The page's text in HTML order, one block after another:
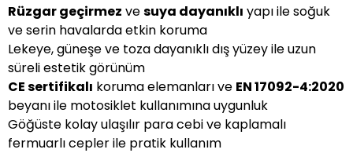
Rüzgar geçirmez vesuya dayanıklı yapı ile soğuk
ve serin havalarda etkin koruma
Lekeye, güneşe ve toza dayanıklı dış yüzey ile uzun
süreli estetik görünüm
CE sertifikalı koruma elemanları ve EN 17092-4:2020
beyanı ile motosiklet kullanımına uygunluk
Göğüste kolay ulaşılır para cebi ve kaplamalı
fermuarlı cepler ile pratik kullanım